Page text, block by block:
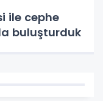
ile cephe
buluşturduk